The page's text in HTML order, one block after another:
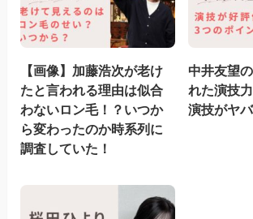
【画像】加藤浩次が老け
たと言われる理由は似合
わないロン毛！？いつか
ら変わったのか時系列に
調査していた！
中井友望
れた演技
演技がヤバ